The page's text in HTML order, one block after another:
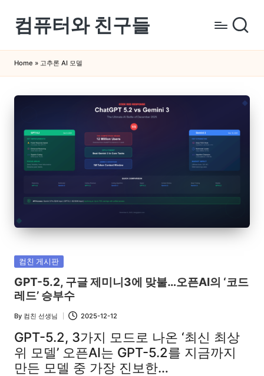
Skip
content
컴퓨터와 친구들
퓨
터
트
을
게
우
곳
Home » 고추론 AI 모델
Posted
in
컴친 게시판
GPT-5.2, 구글 제미니3에 맞불…오픈AI의 ‘코드
레드’ 승부수
Posted
by
By 컴친 선생님 2025-12-12
GPT-5.2, 3가지 모드로 나온 ‘최신 최상
위 모델’ 오픈AI는 GPT-5.2를 지금까지
만든 모델 중 가장 진보한…